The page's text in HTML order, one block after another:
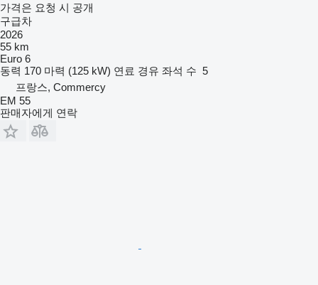
가격은 요청 시 공개
구급차
2026
55 km
Euro 6
동력 170 마력 (125 kW) 연료 경유 좌석 수 5
프랑스, Commercy
EM 55
판매자에게 연락